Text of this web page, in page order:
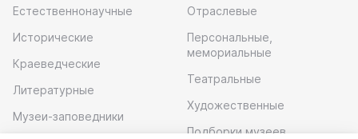
Естественнонаучные
Исторические
Краеведческие
Литературные
Музеи-заповедники
Отраслевые
Персональные,
мемориальные
Театральные
Художественные
Подборки музеев